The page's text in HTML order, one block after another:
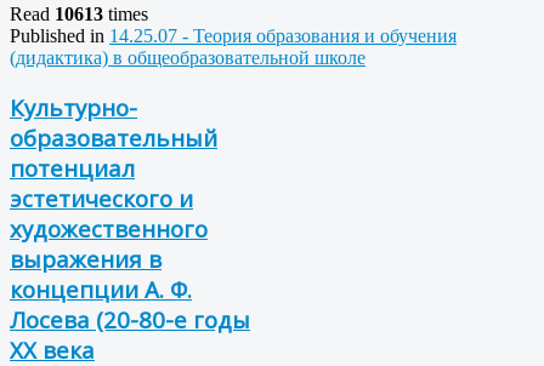
Read 10613 times
Published in 14.25.07 - Теория образования и обучения
(дидактика) в общеобразовательной школе
Культурно-
образовательный
потенциал
эстетического и
художественного
выражения в
концепции А. Ф.
Лосева (20-80-е годы
XX века